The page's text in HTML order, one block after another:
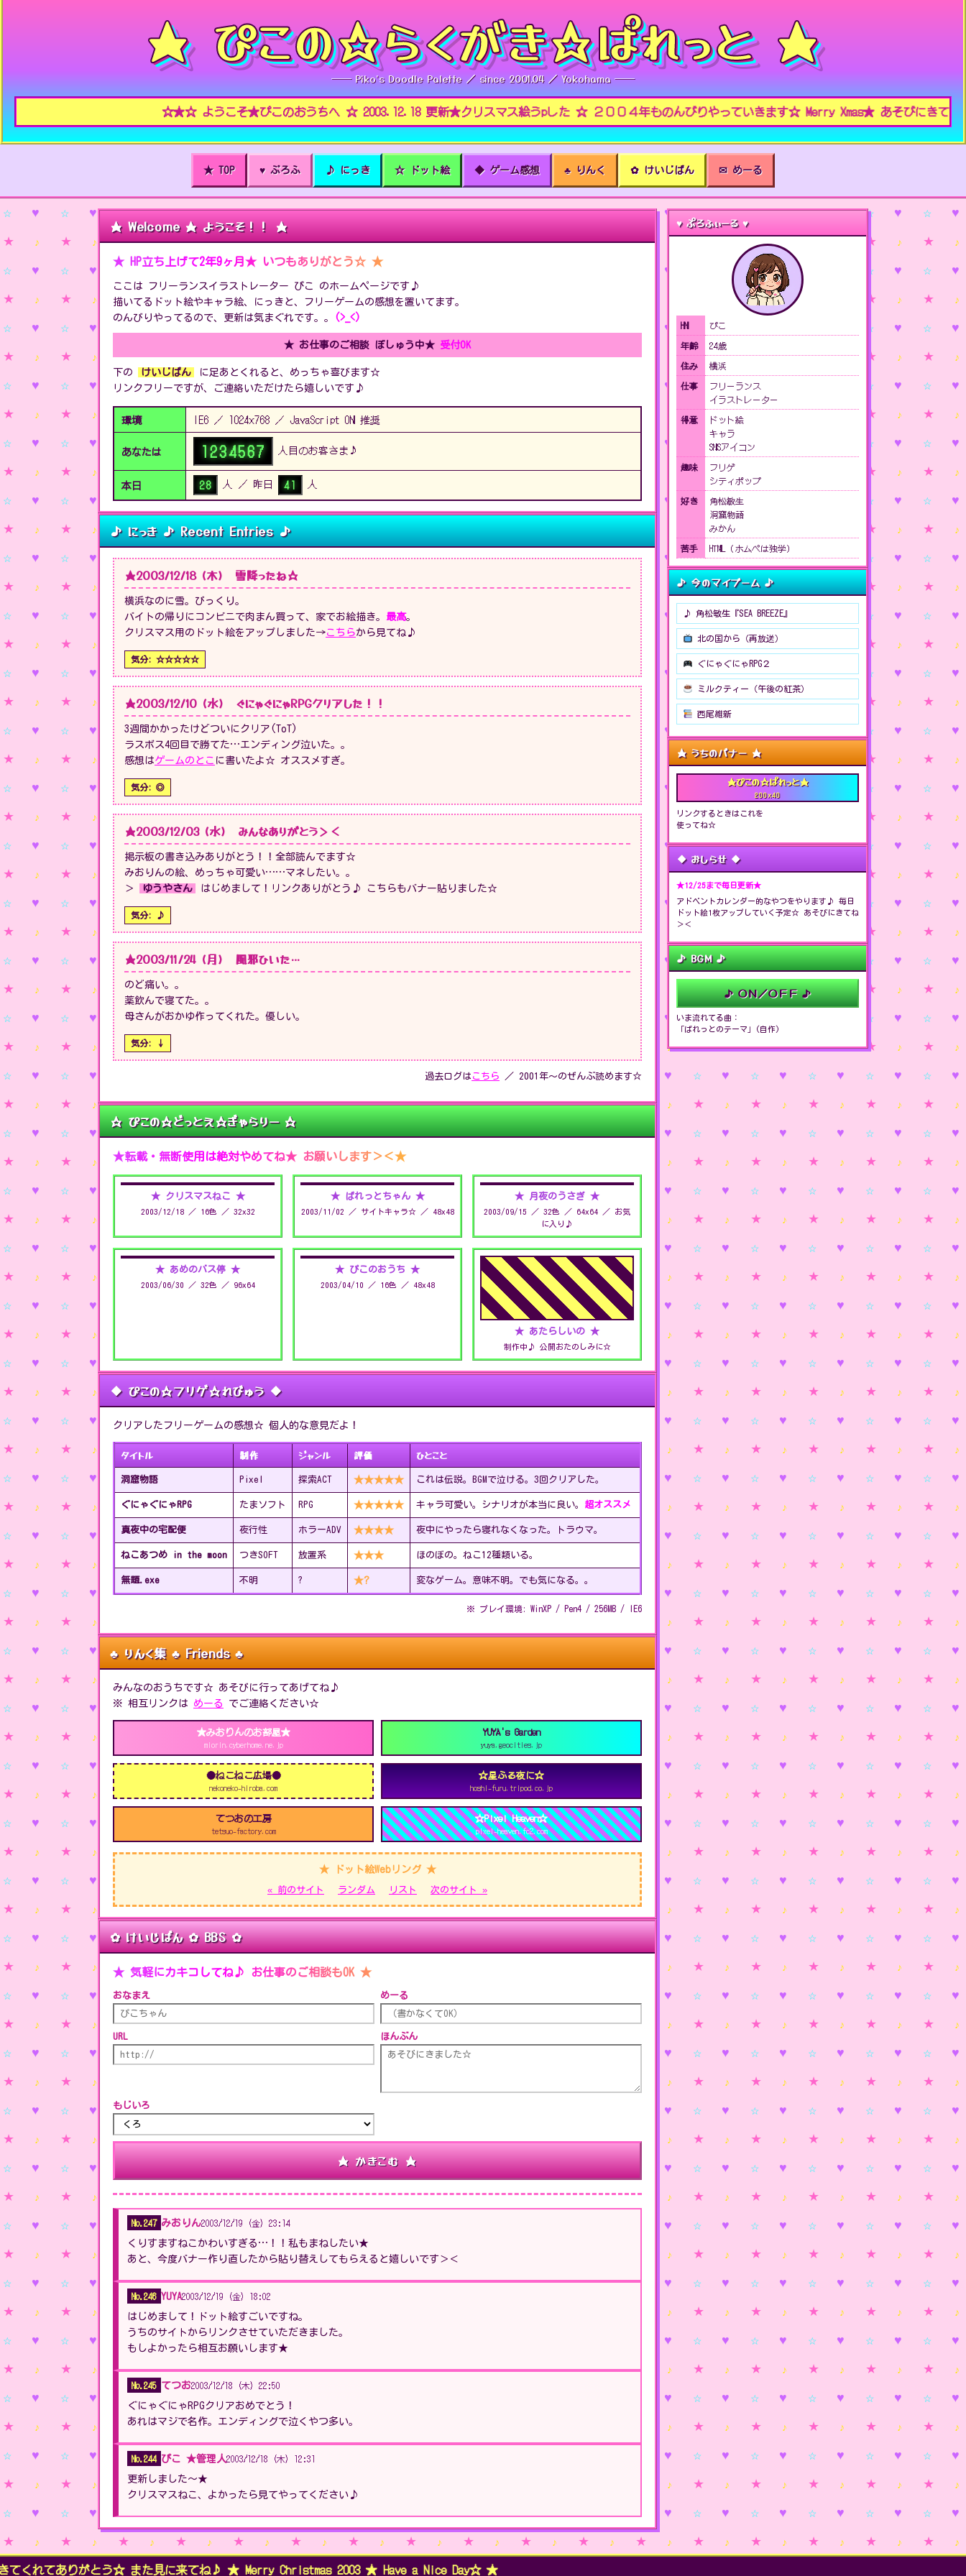
★ ぴこの☆らくがき☆ぱれっと ★
── Piko's Doodle Palette ／ since 2001.04 ／ Yokohama ──
☆★☆ ようこそ★ぴこのおうちへ ☆ 2003.12.18 更新★クリスマス絵うpした ☆ ２００４年ものんびりやっていきます☆ Merry Xmas★ あそびにきてくれて
★ TOP ♥ ぷろふ ♪ にっき ☆ ドット絵 ◆ ゲーム感想 ♣ りんく ✿ けいじばん ✉ めーる
★ Welcome ★ ようこそ！！ ★
★ HP立ち上げて2年9ヶ月★ いつもありがとう☆ ★
ここは フリーランスイラストレーター ぴこ のホームページです♪
描いてるドット絵やキャラ絵、にっきと、フリーゲームの感想を置いてます。
のんびりやってるので、更新は気まぐれです。。
★ お仕事のご相談 ぼしゅう中★
下の けいじばん
に足あとくれると、めっちゃ喜びます☆
リンクフリーですが、ご連絡いただけたら嬉しいです♪
環境 IE6 ／ 1024×768 ／ JavaScript ON 推奨
あなたは 1234567 人目のお客さま♪
本日 28 人 ／ 昨日 41 人
♪ にっき ♪ Recent Entries ♪
★2003/12/18 (木) 雪降ったね☆
横浜なのに雪。びっくり。
バイトの帰りにコンビニで肉まん買って、家でお絵描き。
。
クリスマス用のドット絵をアップしました→こちらから見てね♪
気分: ☆☆☆☆☆
★2003/12/10 (水) ぐにゃぐにゃRPGクリアした！！
3週間かかったけどついにクリア(ToT)
ラスボス4回目で勝てた…エンディング泣いた。。
感想はゲームのとこ に書いたよ☆ オススメすぎ。
気分: ◎
★2003/12/03 (水) みんなありがとう＞＜
掲示板の書き込みありがとう！！全部読んでます☆
みおりんの絵、めっちゃ可愛い……マネしたい。。
＞
ゆうやさん はじめまして！リンクありがとう♪ こちらもバナー貼りました☆
気分: ♪
★2003/11/24 (月) 風邪ひいた…
のど痛い。。
薬飲んで寝てた。。
母さんがおかゆ作ってくれた。優しい。
気分: ↓
過去ログは こちら ／ 2001年〜のぜんぶ読めます☆
☆ ぴこの☆どっとえ☆ぎゃらりー ☆
★転載・無断使用は絶対やめてね★ お願いします＞＜★
★ クリスマスねこ ★
2003/12/18 ／ 16色 ／ 32x32
★ ぱれっとちゃん ★
2003/11/02 ／ サイトキャラ☆ ／ 48x48
★ 月夜のうさぎ ★
2003/09/15 ／ 32色 ／ 64x64 ／ お気
に入り♪
★ あめのバス停 ★
2003/06/30 ／ 32色 ／ 96x64
★ ぴこのおうち ★
2003/04/10 ／ 16色 ／ 48x48
★ あたらしいの ★
制作中♪ 公開おたのしみに☆
◆ ぴこの☆フリゲ☆れびゅう ◆
クリアしたフリーゲームの感想☆ 個人的な意見だよ！
タイトル 制作 ジャンル 評価 ひとこと
洞窟物語 Pixel 探索ACT ★★★★★ これは伝説。BGMで泣ける。3回クリアした。
ぐにゃぐにゃRPG たまソフト RPG ★★★★★ キャラ可愛い。シナリオが本当に良い。
真夜中の宅配便 夜行性 ホラーADV ★★★★ 夜中にやったら寝れなくなった。トラウマ。
ねこあつめ in the moon つきSOFT 放置系 ★★★ ほのぼの。ねこ12種類いる。
無題.exe 不明 ? ★? 変なゲーム。意味不明。でも気になる。。
※ プレイ環境: WinXP / Pen4 / 256MB / IE6
♣ りんく集 ♣ Friends ♣
みんなのおうちです☆ あそびに行ってあげてね♪
※ 相互リンクは めーる でご連絡ください☆
★みおりんのお部屋★
miorin.cyberhome.ne.jp
YUYA's Garden
yuya.geocities.jp
●ねこねこ広場●
nekoneko-hiroba.com
☆星ふる夜に☆
hoshi-furu.tripod.co.jp
てつおの工房
tetsuo-factory.com
☆Pixel Heaven☆
pixel-heaven.fc2.com
★ ドット絵Webリング ★
« 前のサイト ランダム リスト 次のサイト »
✿ けいじばん ✿ BBS ✿
★ 気軽にカキコしてね♪ お仕事のご相談もOK ★
おなまえ めーる
URL ほんぶん
もじいろ
★ かきこむ ★
No.247 みおりん2003/12/19 (金) 23:14
くりすますねこかわいすぎる…！！私もまねしたい★
あと、今度バナー作り直したから貼り替えしてもらえると嬉しいです＞＜
No.246 YUYA2003/12/19 (金) 18:02
はじめまして！ドット絵すごいですね。
うちのサイトからリンクさせていただきました。
もしよかったら相互お願いします★
No.245 てつお2003/12/18 (木) 22:50
ぐにゃぐにゃRPGクリアおめでとう！
あれはマジで名作。エンディングで泣くやつ多い。
No.244 ぴこ ★管理人2003/12/18 (木) 12:31
更新しました〜★
クリスマスねこ、よかったら見てやってください♪
♥ ぷろふぃーる ♥
HN
ぴこ
年齢
24歳
住み
横浜
仕事
フリーランス
イラストレーター
得意
ドット絵
キャラ
SNSアイコン
趣味
フリゲ
シティポップ
好き
角松敏生
洞窟物語
みかん
苦手
HTML（ホムペは独学）
♪ 今のマイブーム ♪
♪ 角松敏生『SEA BREEZE』
北の国から（再放送）
ぐにゃぐにゃRPG２
ミルクティー（午後の紅茶）
西尾維新
★ うちのバナー ★
★ぴこの☆ぱれっと★
200x40
リンクするときはこれを
使ってね☆
◆ おしらせ ◆
アドベントカレンダー的なやつをやります♪ 毎日
ドット絵1枚アップしていく予定☆ あそびにきてね
＞＜
♪ BGM ♪
♪ ＯＮ／ＯＦＦ ♪
いま流れてる曲：
「ぱれっとのテーマ」(自作)
にきてくれてありがとう☆ また見に来てね♪ ★ Merry Christmas 2003 ★ Have a Nice Day☆ ★